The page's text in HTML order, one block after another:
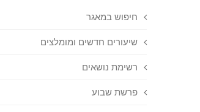
חיפוש במאגר
שיעורים חדשים ומומלצים
רשימת נושאים
פרשת שבוע